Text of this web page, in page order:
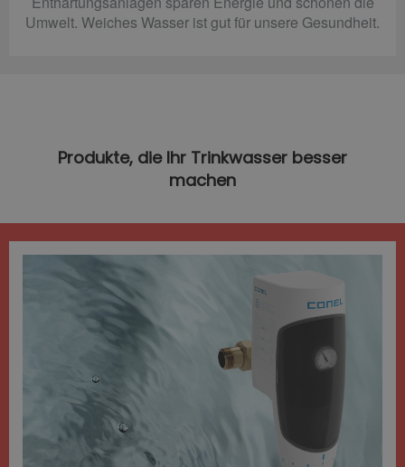
Umwelt. Weiches Wasser ist gut für unsere Gesundheit.
Produkte, die Ihr Trinkwasser besser
machen